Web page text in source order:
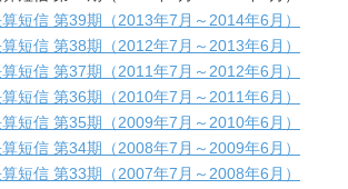
短信 第39期（2013年7月～2014年6月）
短信 第38期（2012年7月～2013年6月）
短信 第37期（2011年7月～2012年6月）
短信 第36期（2010年7月～2011年6月）
短信 第35期（2009年7月～2010年6月）
短信 第34期（2008年7月～2009年6月）
短信 第33期（2007年7月～2008年6月）